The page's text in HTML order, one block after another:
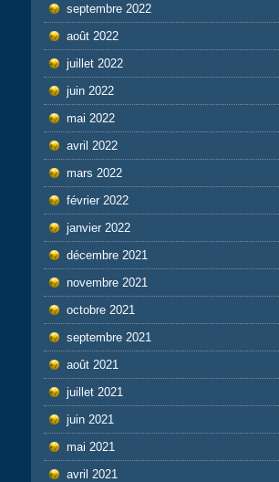
septembre 2022
août 2022
juillet 2022
juin 2022
mai 2022
avril 2022
mars 2022
février 2022
janvier 2022
décembre 2021
novembre 2021
octobre 2021
septembre 2021
août 2021
juillet 2021
juin 2021
mai 2021
avril 2021